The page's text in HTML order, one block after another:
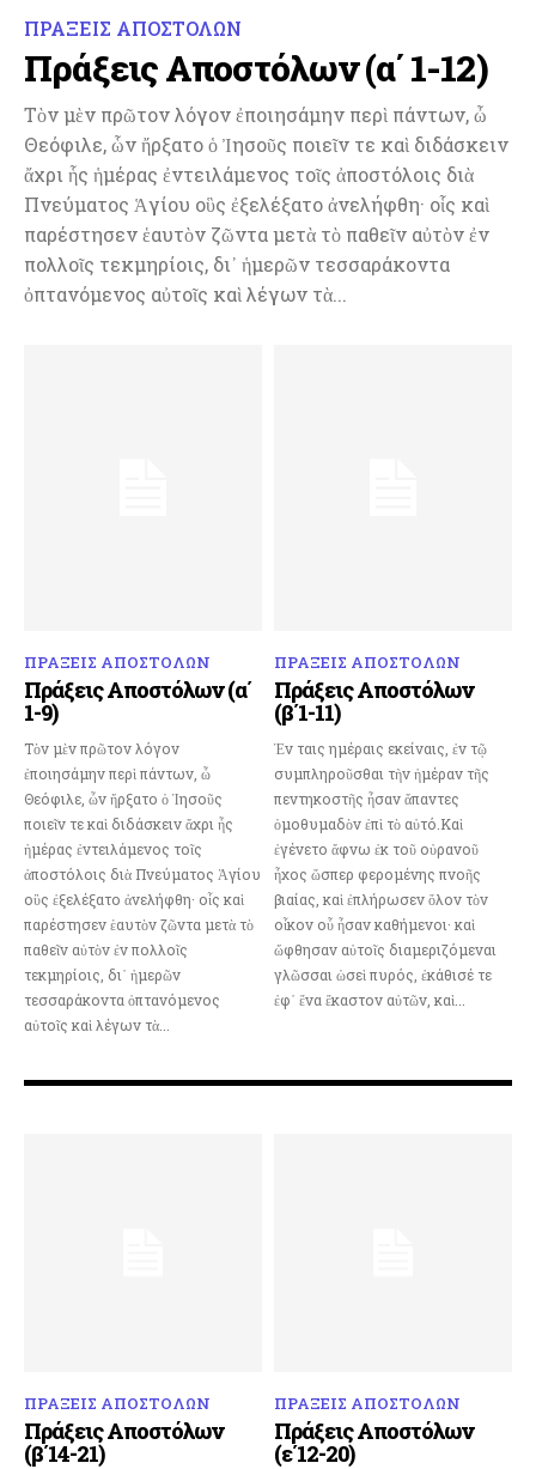
ΠΡΑΞΕΙΣ ΑΠΟΣΤΟΛΩΝ
Πράξεις Αποστόλων (α΄ 1-12)
Τὸν μὲν πρῶτον λόγον ἐποιησάμην περὶ πάντων, ὦ
Θεόφιλε, ὧν ἤρξατο ὁ Ἰησοῦς ποιεῖν τε καὶ διδάσκειν
ἄχρι ἧς ἡμέρας ἐντειλάμενος τοῖς ἀποστόλοις διὰ
Πνεύματος Ἁγίου οὓς ἐξελέξατο ἀνελήφθη· οἷς καὶ
παρέστησεν ἑαυτὸν ζῶντα μετὰ τὸ παθεῖν αὐτὸν ἐν
πολλοῖς τεκμηρίοις, δι᾿ ἡμερῶν τεσσαράκοντα
ὀπτανόμενος αὐτοῖς καὶ λέγων τὰ...
ΠΡΑΞΕΙΣ ΑΠΟΣΤΟΛΩΝ
Πράξεις Αποστόλων (α΄
1-9)
Τὸν μὲν πρῶτον λόγον
ἐποιησάμην περὶ πάντων, ὦ
Θεόφιλε, ὧν ἤρξατο ὁ Ἰησοῦς
ποιεῖν τε καὶ διδάσκειν ἄχρι ἧς
ἡμέρας ἐντειλάμενος τοῖς
ἀποστόλοις διὰ Πνεύματος Ἁγίου
οὓς ἐξελέξατο ἀνελήφθη· οἷς καὶ
παρέστησεν ἑαυτὸν ζῶντα μετὰ τὸ
παθεῖν αὐτὸν ἐν πολλοῖς
τεκμηρίοις, δι᾿ ἡμερῶν
τεσσαράκοντα ὀπτανόμενος
αὐτοῖς καὶ λέγων τὰ...
ΠΡΑΞΕΙΣ ΑΠΟΣΤΟΛΩΝ
Πράξεις Αποστόλων
(β΄1-11)
Ἐν ταις ημέραις εκείναις, ἐν τῷ
συμπληροῦσθαι τὴν ἡμέραν τῆς
πεντηκοστῆς ἦσαν ἅπαντες
ὁμοθυμαδὸν ἐπὶ τὸ αὐτό.Καὶ
ἐγένετο ἄφνω ἐκ τοῦ οὐρανοῦ
ἦχος ὥσπερ φερομένης πνοῆς
βιαίας, καὶ ἐπλήρωσεν ὅλον τὸν
οἶκον οὗ ἦσαν καθήμενοι· καὶ
ὤφθησαν αὐτοῖς διαμεριζόμεναι
γλῶσσαι ὡσεὶ πυρός, ἐκάθισέ τε
ἐφ᾿ ἕνα ἕκαστον αὐτῶν, καὶ...
ΠΡΑΞΕΙΣ ΑΠΟΣΤΟΛΩΝ
Πράξεις Αποστόλων
(β΄14-21)
ΠΡΑΞΕΙΣ ΑΠΟΣΤΟΛΩΝ
Πράξεις Αποστόλων
(ε΄12-20)